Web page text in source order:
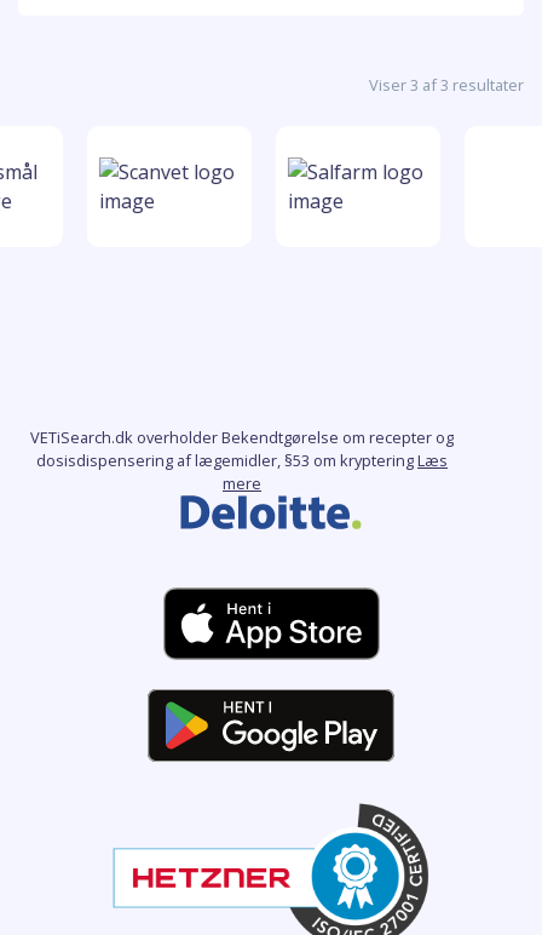
Viser 3 af 3 resultater
VETiSearch.dk overholder Bekendtgørelse om recepter og
dosisdispensering af lægemidler, §53 om krypteringLæs
mere